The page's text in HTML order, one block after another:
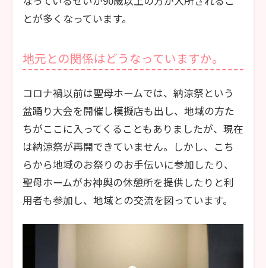
とが多くなっています。
地元との関係はどうなっていますか。
コロナ禍以前は聖母ホームでは、納涼祭という
盆踊り大会を開催し模擬店も出し、地域の方た
ちがここに入ってくることもありましたが、現在
は納涼祭が再開できていません。しかし、こち
らから地域のお祭りのお手伝いに参加したり、
聖母ホームがお神輿の休憩所を提供したりと利
用者も参加し、地域との交流を図っています。